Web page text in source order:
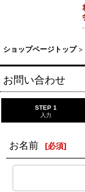
ショップページトップ >
お問い合わせ
STEP 1
入力
お名前 [必須]